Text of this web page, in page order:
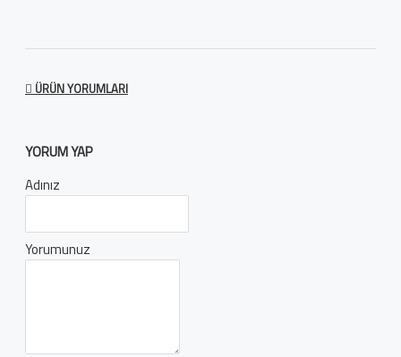
ÜRÜN YORUMLARI
YORUM YAP
Adınız
Yorumunuz